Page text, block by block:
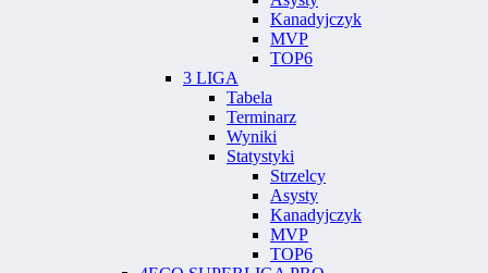
Kanadyjczyk
MVP
TOP6
3 LIGA
Tabela
Terminarz
Wyniki
Statystyki
Strzelcy
Asysty
Kanadyjczyk
MVP
TOP6